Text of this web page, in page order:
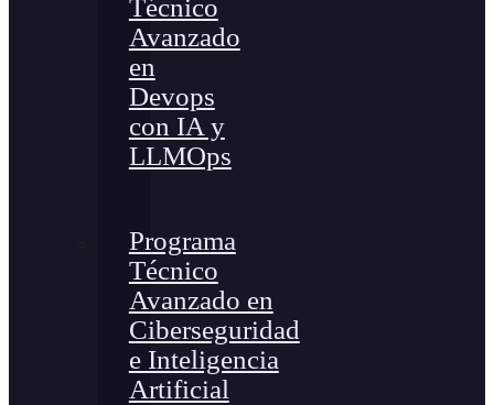
Técnico
Avanzado
en
Devops
con IA y
LLMOps
Programa
Técnico
Avanzado en
Ciberseguridad
e Inteligencia
Artificial